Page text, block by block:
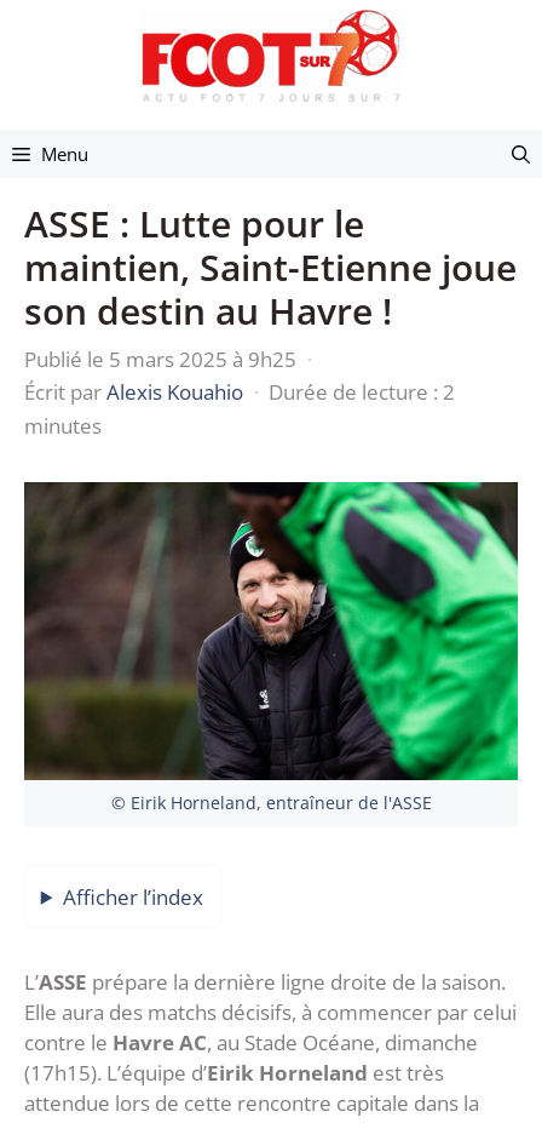
Menu
ASSE : Lutte pour le
maintien, Saint-Etienne joue
son destin au Havre !
Publié le 5 mars 2025 à 9h25 ·
Écrit parAlexis Kouahio · Durée de lecture : 2
minutes
© Eirik Horneland, entraîneur de l'ASSE
Afficher l’index
L’ASSE prépare la dernière ligne droite de la saison.
Elle aura des matchs décisifs, à commencer par celui
contre le Havre AC, au Stade Océane, dimanche
(17h15). L’équipe d’Eirik Horneland est très
attendue lors de cette rencontre capitale dans la